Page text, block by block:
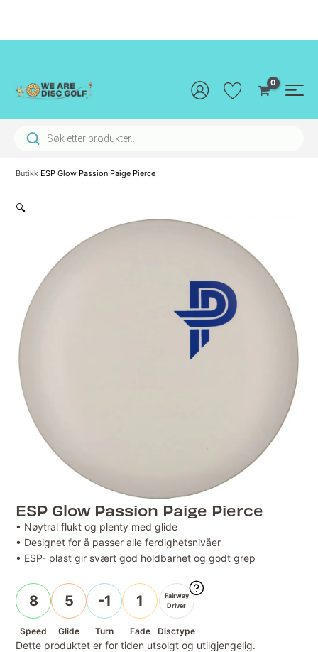
innholdet
Products search
Butikk ESP Glow Passion Paige Pierce
🔍
ESP Glow Passion Paige Pierce
• Nøytral flukt og plenty med glide
• Designet for å passer alle ferdighetsnivåer
• ESP- plast gir svært god holdbarhet og godt grep
8
Speed
5
Glide
-1
Turn
1
Fade
Fairway
Driver
Disctype
Dette produktet er for tiden utsolgt og utilgjengelig.